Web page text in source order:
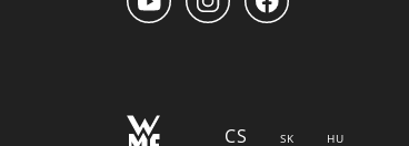
CS SK HU